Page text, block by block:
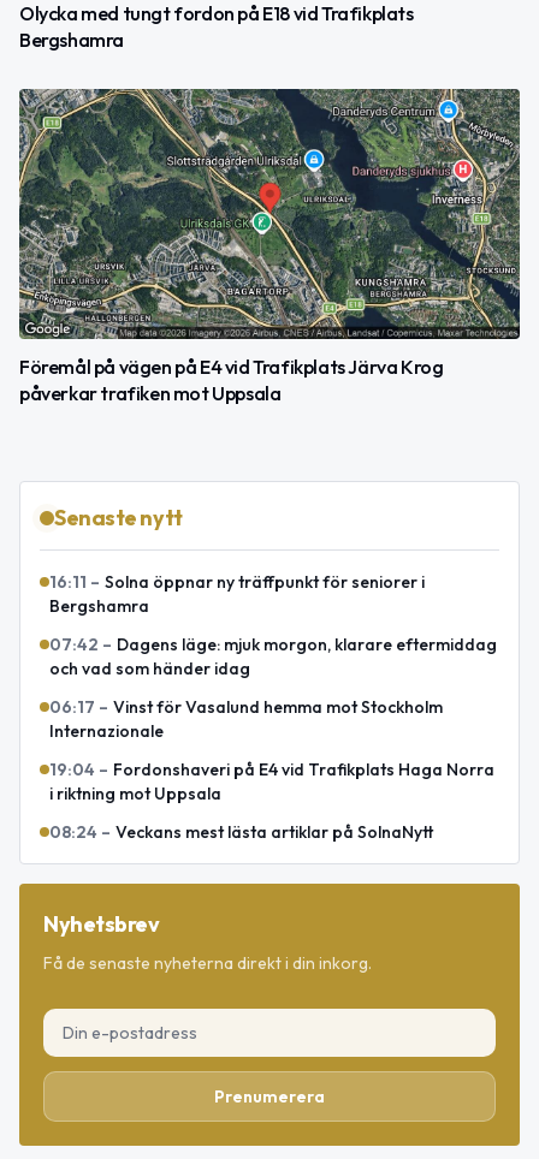
Olycka med tungt fordon på E18 vid Trafikplats
Bergshamra
Föremål på vägen på E4 vid Trafikplats Järva Krog
påverkar trafiken mot Uppsala
Senaste nytt
16:11 – Solna öppnar ny träffpunkt för seniorer i
Bergshamra
07:42 – Dagens läge: mjuk morgon, klarare eftermiddag
och vad som händer idag
06:17 – Vinst för Vasalund hemma mot Stockholm
Internazionale
19:04 – Fordonshaveri på E4 vid Trafikplats Haga Norra
i riktning mot Uppsala
08:24 – Veckans mest lästa artiklar på SolnaNytt
Nyhetsbrev
Få de senaste nyheterna direkt i din inkorg.
Prenumerera